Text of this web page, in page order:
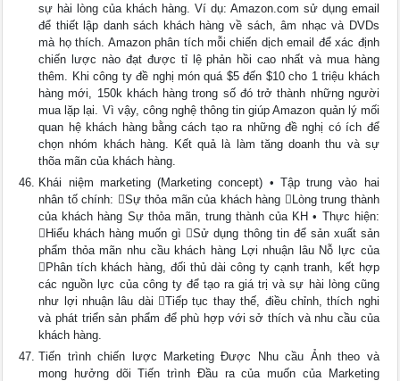
sự hài lòng của khách hàng. Ví dụ: Amazon.com sử dụng email
để thiết lập danh sách khách hàng về sách, âm nhạc và DVDs
mà họ thích. Amazon phân tích mỗi chiến dịch email để xác định
chiến lược nào đạt được tỉ lệ phản hồi cao nhất và mua hàng
thêm. Khi công ty đề nghị món quá $5 đến $10 cho 1 triệu khách
hàng mới, 150k khách hàng trong số đó trở thành những người
mua lặp lại. Vì vậy, công nghệ thông tin giúp Amazon quản lý mối
quan hệ khách hàng bằng cách tạo ra những đề nghị có ích để
chọn nhóm khách hàng. Kết quả là làm tăng doanh thu và sự
thõa mãn của khách hàng.
Khái niệm marketing (Marketing concept) • Tập trung vào hai
nhân tố chính: Sự thỏa mãn của khách hàng Lòng trung thành
của khách hàng Sự thỏa mãn, trung thành của KH • Thực hiện:
Hiểu khách hàng muốn gì Sử dụng thông tin để sản xuất sản
phẩm thỏa mãn nhu cầu khách hàng Lợi nhuận lâu Nỗ lực của
Phân tích khách hàng, đối thủ dài công ty cạnh tranh, kết hợp
các nguồn lực của công ty để tạo ra giá trị và sự hài lòng cũng
như lợi nhuận lâu dài Tiếp tục thay thế, điều chỉnh, thích nghi
và phát triển sản phẩm để phù hợp với sở thích và nhu cầu của
khách hàng.
Tiến trình chiến lược Marketing Được Nhu cầu Ảnh theo và
mong hưởng dõi Tiến trình Đầu ra của muốn của Marketing